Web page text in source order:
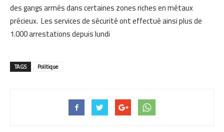
des gangs armés dans certaines zones riches en métaux
précieux. Les services de sécurité ont effectué ainsi plus de
1.000 arrestations depuis lundi
TAGS Politique